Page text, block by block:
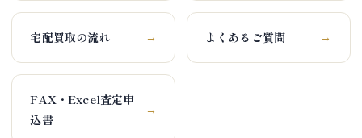
宅配買取の流れ → よくあるご質問 →
FAX・Excel査定申
込書
→